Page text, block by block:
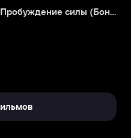
Звездные войны: Пробуждение силы (Бонусная версия)